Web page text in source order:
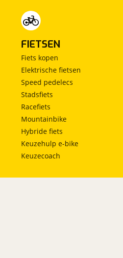
FIETSEN
Fiets kopen
Elektrische fietsen
Speed pedelecs
Stadsfiets
Racefiets
Mountainbike
Hybride fiets
Keuzehulp e-bike
Keuzecoach